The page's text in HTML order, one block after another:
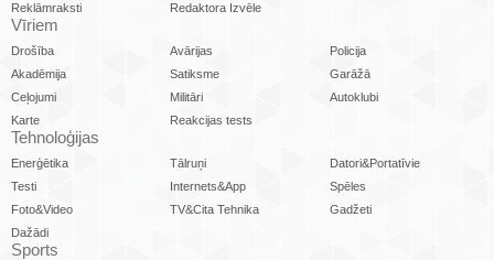
Reklāmraksti
Redaktora Izvēle
Vīriem
Drošība Avārijas
Policija
Akadēmija
Satiksme
Garāžā
Ceļojumi
Militāri
Autoklubi
Karte
Reakcijas tests
Tehnoloģijas
Enerģētika Tālruņi
Datori&Portatīvie
Testi
Internets&App
Spēles
Foto&Video
TV&Cita Tehnika
Gadžeti
Dažādi
Sports